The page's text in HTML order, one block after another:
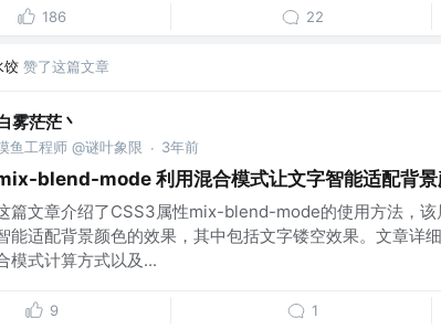
186 22
饺 赞了这篇文章
雾茫茫丶
鱼工程师 @谜叶象限 · 3年前
blend-mode 利用混合模式让文字智能适配背景
篇文章介绍了CSS3属性mix-blend-mode的使用方法，该
能适配背景颜色的效果，其中包括文字镂空效果。文章详
模式计算方式以及...
9 1